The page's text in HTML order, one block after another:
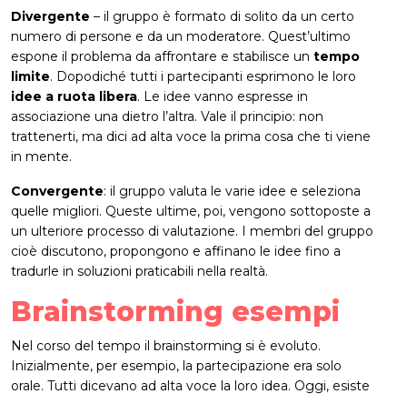
Divergente – il gruppo è formato di solito da un certo
numero di persone e da un moderatore. Quest’ultimo
espone il problema da affrontare e stabilisce un tempo
limite. Dopodiché tutti i partecipanti esprimono le loro
idee a ruota libera. Le idee vanno espresse in
associazione una dietro l’altra. Vale il principio: non
trattenerti, ma dici ad alta voce la prima cosa che ti viene
in mente.
Convergente: il gruppo valuta le varie idee e seleziona
quelle migliori. Queste ultime, poi, vengono sottoposte a
un ulteriore processo di valutazione. I membri del gruppo
cioè discutono, propongono e affinano le idee fino a
tradurle in soluzioni praticabili nella realtà.
Brainstorming esempi
Nel corso del tempo il brainstorming si è evoluto.
Inizialmente, per esempio, la partecipazione era solo
orale. Tutti dicevano ad alta voce la loro idea. Oggi, esiste